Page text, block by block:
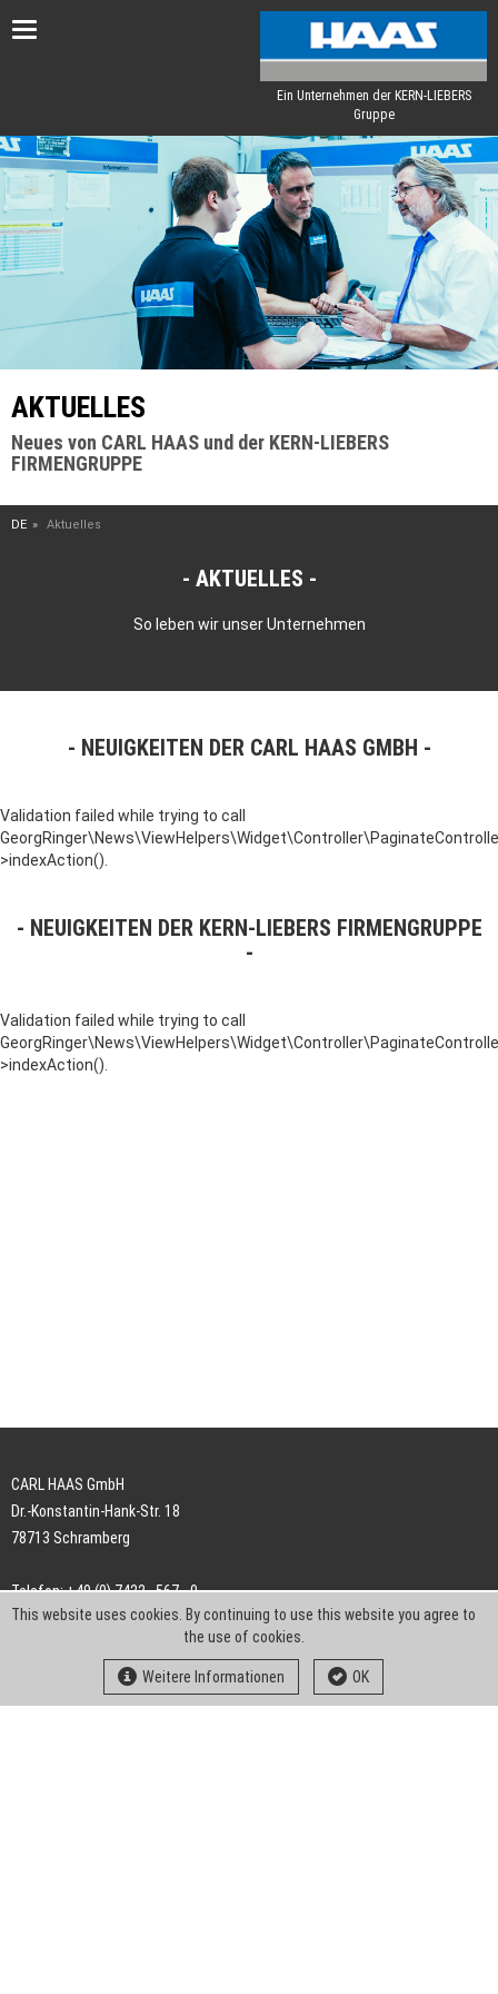
Toggle
Ein Unternehmen der KERN-LIEBERS
Gruppe
AKTUELLES
Neues von CARL HAAS und der KERN-LIEBERS
FIRMENGRUPPE
DE Aktuelles
AKTUELLES
So leben wir unser Unternehmen
NEUIGKEITEN DER CARL HAAS GMBH
Validation failed while trying to call
>indexAction().
NEUIGKEITEN DER KERN-LIEBERS FIRMENGRUPPE
Validation failed while trying to call
>indexAction().
CARL HAAS GmbH
Dr.-Konstantin-Hank-Str. 18
78713 Schramberg
Telefon: +49 (0) 7422 . 567 - 0
Telefax: +49 (0) 7422 . 567 - 239
info-ch@kern-liebers.com
This website uses cookies. By continuing to use this website you agree to
the use of cookies.
Weitere Informationen OK